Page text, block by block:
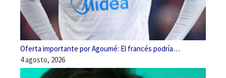
Oferta importante por Agoumé: El francés podría…
4 agosto, 2026